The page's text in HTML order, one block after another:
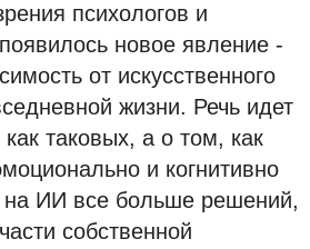
психологов и
новое явление -
от искусственного
жизни. Речь идет
таковых, а о том, как
и когнитивно
на ИИ все больше решений,
собственной